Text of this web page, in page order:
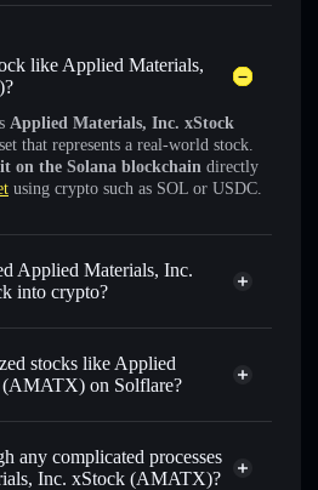
like Applied Materials,
Applied Materials, Inc. xStock
that represents a real-world stock.
it on the Solana blockchain directly
using crypto such as SOL or USDC.
Applied Materials, Inc.
into crypto?
Applied Materials, Inc. xStock
stocks like Applied
on Solflare?
1:1 backed,
any complicated processes
Inc. xStock (AMATX)?